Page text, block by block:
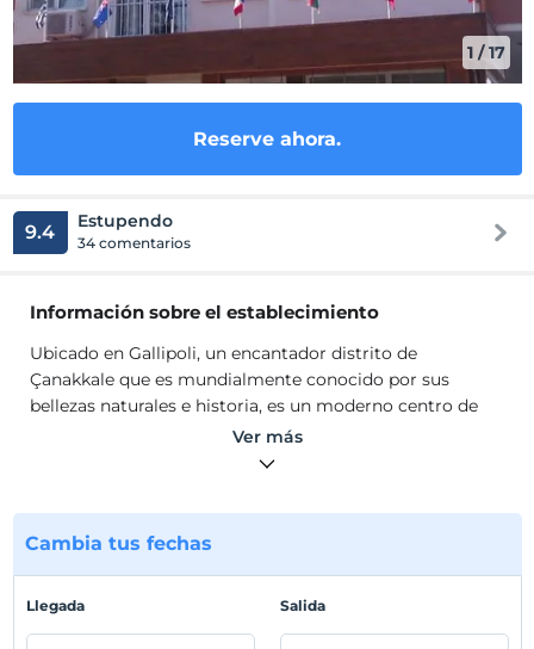
1 /17
Reserve ahora.
9.4 Estupendo
34 comentarios
Información sobre el establecimiento
Ubicado en Gallipoli, un encantador distrito de
Çanakkale que es mundialmente conocido por sus
bellezas naturales e historia, es un moderno centro de
alojamiento que le ofrece servicio con vista al mar,
habitaciones espaciosas, limpias y luminosas,
playa. Nuestro hotel, que consta de 34 habitaciones,
tiene una capacidad de 70 camas y es extremadamente
Çanakkale que es mundialmente conocido por sus
bellezas naturales e historia, es un moderno centro de
Ver más
Cambia tus fechas
Llegada Salida